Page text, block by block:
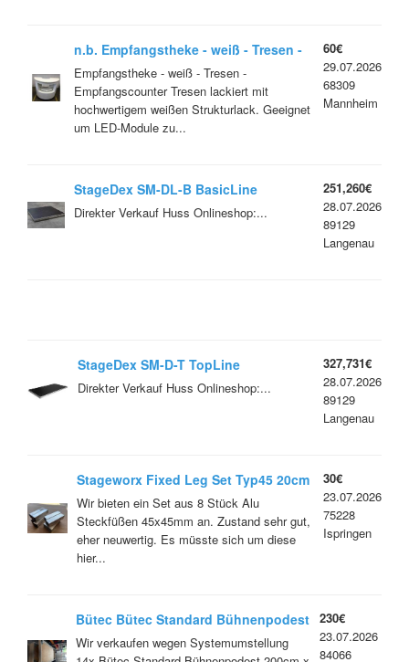
n.b. Empfangstheke - weiß - Tresen -
Empfangscounter - RET1060
Empfangstheke - weiß - Tresen -
Empfangscounter Tresen lackiert mit
hochwertigem weißen Strukturlack. Geeignet
um LED-Module zu...
60€
29.07.2026
68309
Mannheim
StageDex SM-DL-B BasicLine
Bühnenpodest, SILBER, 100x100cm,
Direkter Verkauf Huss Onlineshop:...
251,260€
28.07.2026
89129
Langenau
StageDex SM-D-T TopLine
Bühnenpodest, SILBER, 200x100cm,
Direkter Verkauf Huss Onlineshop:...
327,731€
28.07.2026
89129
Langenau
Stageworx Fixed Leg Set Typ45 20cm
Steckfüße 20cm - Set 8 Stück
Wir bieten ein Set aus 8 Stück Alu
Steckfüßen 45x45mm an. Zustand sehr gut,
eher neuwertig. Es müsste sich um diese
hier...
30€
23.07.2026
75228
Ispringen
Bütec Bütec Standard Bühnenpodest
Wir verkaufen wegen Systemumstellung
230€
23.07.2026
84066